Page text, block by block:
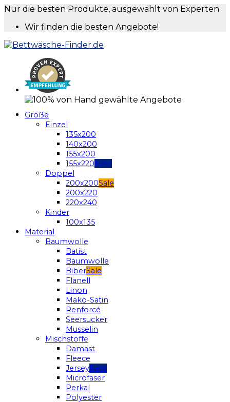
Nur die besten Produkte, ausgewählt von Experten
Wir finden die besten Angebote!
Größe
Einzel
135x200
140x200
155x200
155x220
Doppel
200x200
200x220
220x240
Kinder
100x135
Material
Baumwolle
Batist
Baumwolle
Biber
Flanell
Linon
Mako-Satin
Renforcé
Seersucker
Musselin
Mischstoffe
Damast
Fleece
Jersey
Microfaser
Perkal
Polyester